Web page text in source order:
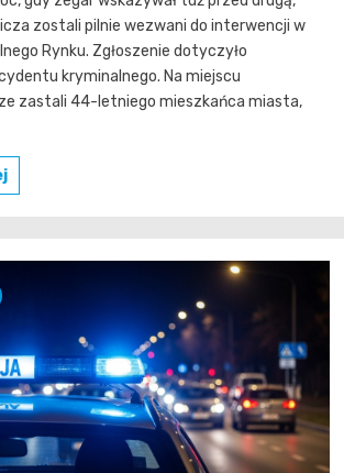
zostali pilnie wezwani do interwencji w
Rynku. Zgłoszenie dotyczyło
kryminalnego. Na miejscu
zastali 44-letniego mieszkańca miasta,